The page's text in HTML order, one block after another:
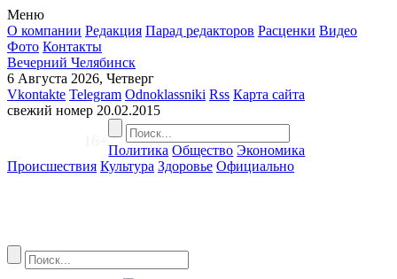
Меню
О компании Редакция Парад редакторов Расценки Видео
Фото Контакты
Вечерний Челябинск
6 Августа 2026, Четверг
Vkontakte Telegram Odnoklassniki Rss Карта сайта
свежий номер 20.02.2015
16+
Политика Общество Экономика
Происшествия Культура Здоровье Официально